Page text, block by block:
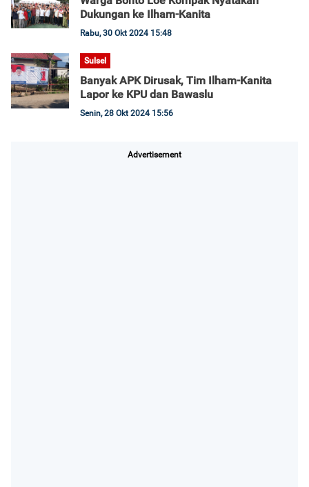
Dukungan ke Ilham-Kanita
Rabu, 30 Okt 2024 15:48
Sulsel
Banyak APK Dirusak, Tim Ilham-Kanita
Lapor ke KPU dan Bawaslu
Senin, 28 Okt 2024 15:56
Advertisement